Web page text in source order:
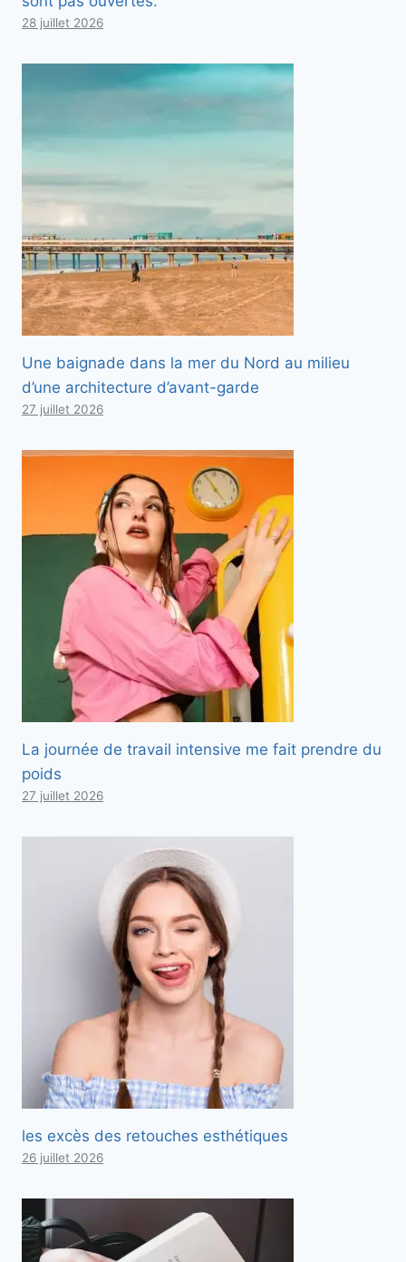
28 juillet 2026
Une baignade dans la mer du Nord au milieu
d’une architecture d’avant-garde
27 juillet 2026
La journée de travail intensive me fait prendre du
poids
27 juillet 2026
les excès des retouches esthétiques
26 juillet 2026